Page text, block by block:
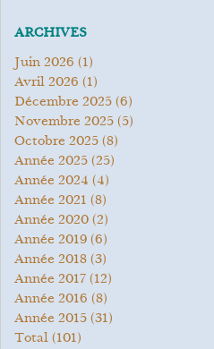
ARCHIVES
juin 2026 (1)
avril 2026 (1)
décembre 2025(6)
novembre 2025(5)
octobre 2025(8)
année 2025(25)
année 2024 (4)
année 2021 (8)
année 2020(2)
année 2019(6)
année 2018(3)
année 2017(12)
année 2016 (8)
année 2015(31)
total(101)